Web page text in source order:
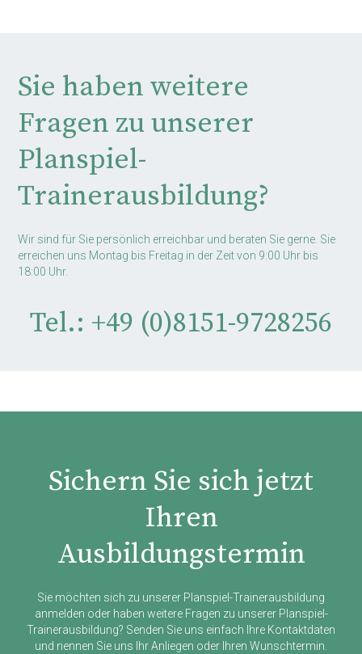
Sie haben weitere
Fragen zu unserer
Planspiel-
Trainerausbildung?
Wir sind für Sie persönlich erreichbar und beraten Sie gerne. Sie
erreichen uns Montag bis Freitag in der Zeit von 9:00 Uhr bis
18:00 Uhr.
Tel.: +49 (0)8151-9728256
Sichern Sie sich jetzt
Ihren
Ausbildungstermin
Sie möchten sich zu unserer Planspiel-Trainerausbildung
anmelden oder haben weitere Fragen zu unserer Planspiel-
Trainerausbildung? Senden Sie uns einfach Ihre Kontaktdaten
und nennen Sie uns Ihr Anliegen oder Ihren Wunschtermin.